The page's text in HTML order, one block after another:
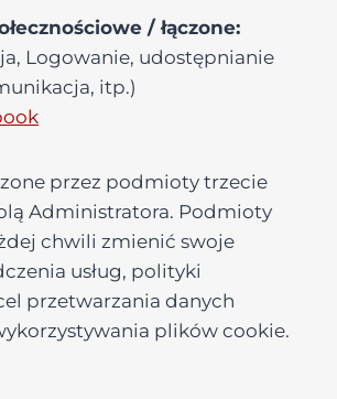
/ łączone:
Logowanie, udostępnianie
itp.)
przez podmioty trzecie
Administratora. Podmioty
chwili zmienić swoje
usług, polityki
przetwarzania danych
plików cookie.